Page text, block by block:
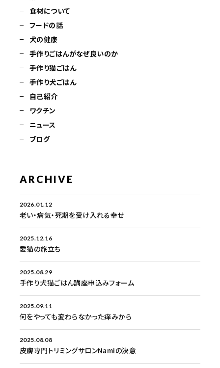
食材について
フードの話
犬の健康
手作りごはんがなぜ良いのか
手作り猫ごはん
手作り犬ごはん
自己紹介
ワクチン
ニュース
ブログ
ARCHIVE
2026.01.12
老い・病気・死期を受け入れる幸せ
2025.12.16
愛猫の旅立ち
2025.08.29
手作り犬猫ごはん講座申込みフォーム
2025.09.11
何をやっても変わらなかった痒みから
2025.08.08
皮膚専門トリミングサロンNamiの決意